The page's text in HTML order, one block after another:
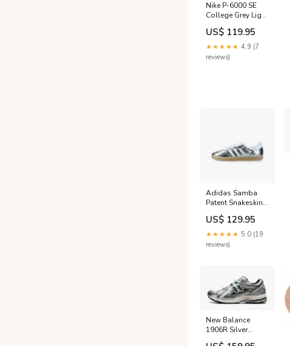
Nike P-6000 SE
College Grey Light
Orewood Brown
Sail Cave Stone
running shoe
US$ 119.95
★★★★★ 4.9 (7
reviews)
Adidas Samba
Patent Snakeskin
Silver Metallic
Size:EU 38 2/3
US$ 129.95
★★★★★ 5.0 (19
reviews)
New Balance
1906R Silver
Metallic